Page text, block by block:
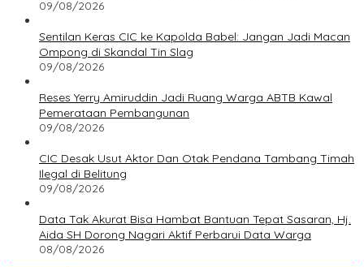
09/08/2026
Sentilan Keras CIC ke Kapolda Babel: Jangan Jadi Macan
Ompong di Skandal Tin Slag
09/08/2026
Reses Yerry Amiruddin Jadi Ruang Warga ABTB Kawal
Pemerataan Pembangunan
09/08/2026
CIC Desak Usut Aktor Dan Otak Pendana Tambang Timah
Ilegal di Belitung
09/08/2026
Data Tak Akurat Bisa Hambat Bantuan Tepat Sasaran, Hj.
Aida SH Dorong Nagari Aktif Perbarui Data Warga
08/08/2026